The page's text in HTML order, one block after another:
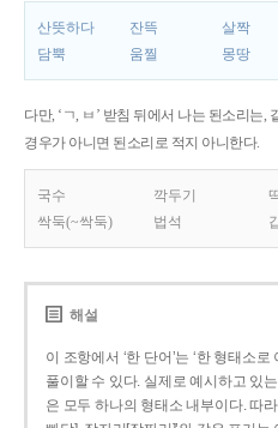
산뜻하다 잔뜩 살짝
담뿍
움찔 몽땅
다만, ‘ㄱ, ㅂ’ 받침 뒤에서 나는 된소리는
경우가 아니면 된소리로 적지 아니한다.
국수 깍두기
싹둑(~싹둑)
법석
해설
이 조항에서 ‘한 단어’는 ‘한 형태소
풀이할 수 있다. 실제로 예시하고 있
은 모두 하나의 형태소 내부이다. 따